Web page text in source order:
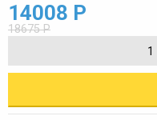
14008 Р
18675 Р